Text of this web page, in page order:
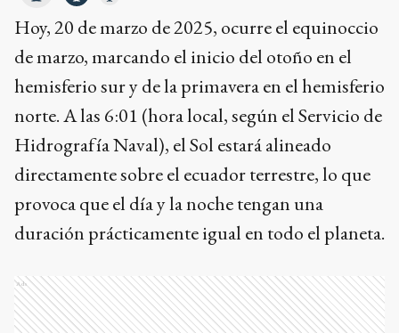
Hoy, 20 de marzo de 2025, ocurre el equinoccio
de marzo, marcando el inicio del otoño en el
hemisferio sur y de la primavera en el hemisferio
norte. A las 6:01 (hora local, según el Servicio de
Hidrografía Naval), el Sol estará alineado
directamente sobre el ecuador terrestre, lo que
provoca que el día y la noche tengan una
duración prácticamente igual en todo el planeta.
Ads